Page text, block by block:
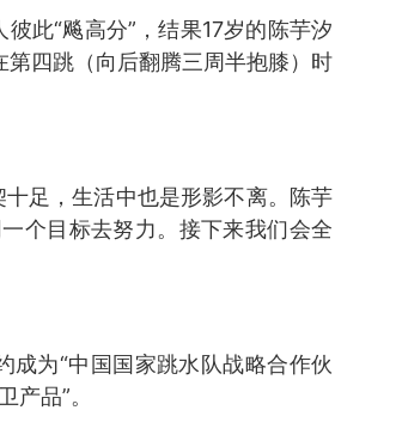
此“飚高分”，结果17岁的陈芋汐
四跳（向后翻腾三周半抱膝）时
足，生活中也是形影不离。陈芋
个目标去努力。接下来我们会全
成为“中国国家跳水队战略合作伙
品”。